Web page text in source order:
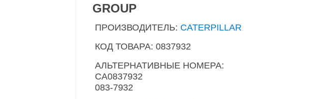
GROUP
ПРОИЗВОДИТЕЛЬ: CATERPILLAR
КОД ТОВАРА: 0837932
АЛЬТЕРНАТИВНЫЕ НОМЕРА:
CA0837932
083-7932